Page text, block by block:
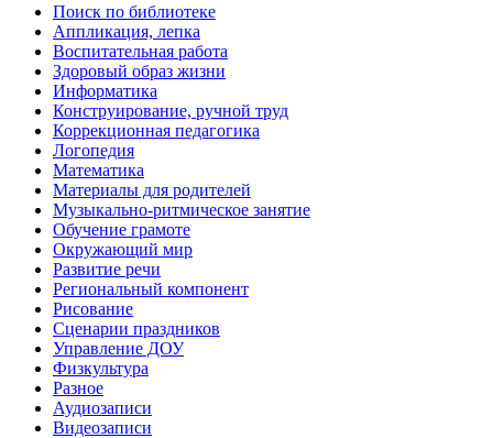
Поиск по библиотеке
Аппликация, лепка
Воспитательная работа
Здоровый образ жизни
Информатика
Конструирование, ручной труд
Коррекционная педагогика
Логопедия
Математика
Материалы для родителей
Музыкально-ритмическое занятие
Обучение грамоте
Окружающий мир
Развитие речи
Региональный компонент
Рисование
Сценарии праздников
Управление ДОУ
Физкультура
Разное
Аудиозаписи
Видеозаписи